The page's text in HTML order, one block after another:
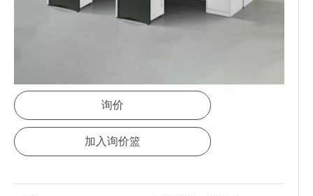
立方米：0.9
询价
加入询价篮